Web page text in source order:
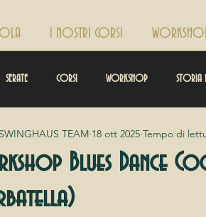
I NOSTRI CORSI
SERATE CORSI WORKSHOP STORIA
Blues Dance
SWINGHAUS TEAM 18 ott 2025 Tempo di